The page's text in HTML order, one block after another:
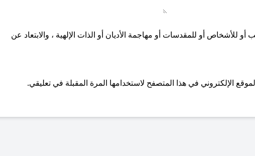
للأشخاص أو للمقدسات أو مهاجمة الأديان أو الذات الإلهية ، والابتعاد عن
الإلكتروني في هذا المتصفح لاستخدامها المرة المقبلة في تعليقي.